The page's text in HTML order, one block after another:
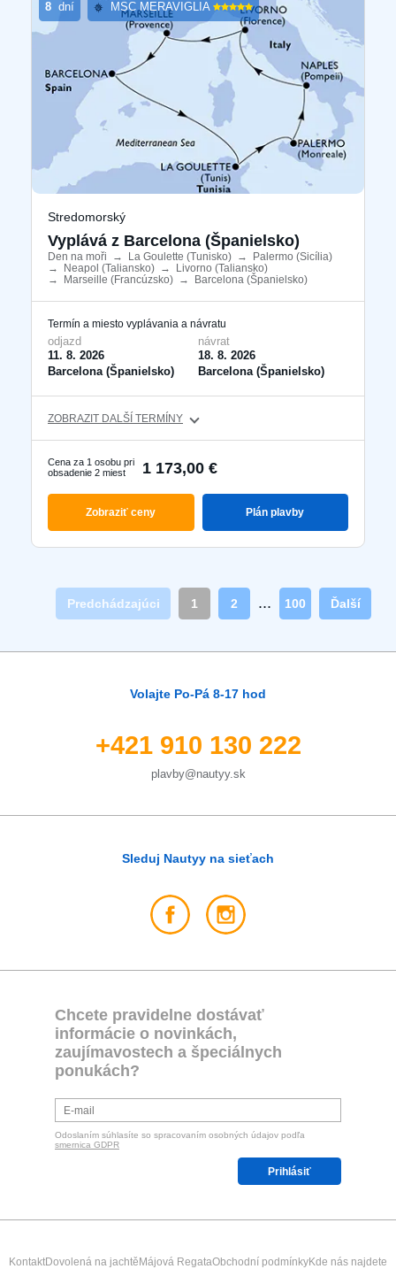
8dní MSC MERAVIGLIA
Stredomorský
Vyplává z Barcelona ​​(Španielsko)
Den na moři → La Goulette (Tunisko) → Palermo (Sicília)
→ Neapol (Taliansko) → Livorno (Taliansko)
→ Marseille (Francúzsko) → Barcelona ​​(Španielsko)
Termín a miesto vyplávania a návratu
odjazd
11. 8. 2026
Barcelona ​​(Španielsko)
návrat
18. 8. 2026
Barcelona ​​(Španielsko)
ZOBRAZIT DALŠÍ TERMÍNY
Cena za 1 osobu pri
obsadenie 2 miest
1 173,00 €
Zobraziť ceny Plán plavby
Predchádzajúci 1 2 ... 100 Ďalší
Volajte Po-Pá 8-17 hod
+421 910 130 222
plavby@nautyy.sk
Sleduj Nautyy na sieťach
Chcete pravidelne dostávať
informácie o novinkách,
zaujímavostech a špeciálnych
ponukách?
Odoslaním súhlasíte so spracovaním osobných údajov podľa
smernica GDPR
Prihlásiť
KontaktDovolená na jachtěMájová RegataObchodní podmínkyKde nás najdete